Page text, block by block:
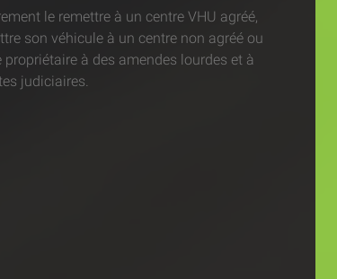
le remettre à un centre VHU agréé,
son véhicule à un centre non agréé ou
à des amendes lourdes et à
judiciaires.